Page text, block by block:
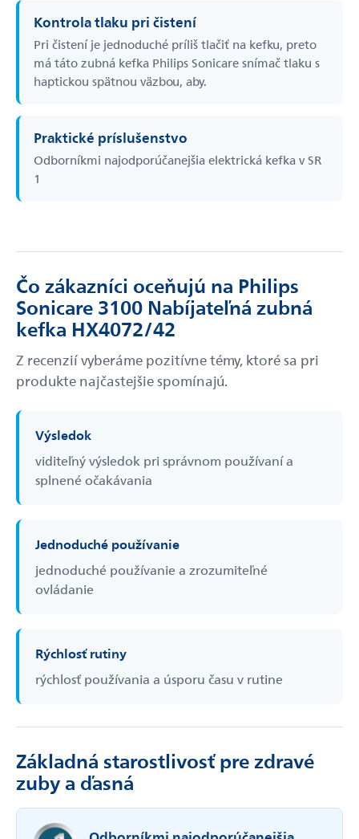
Kontrola tlaku pri čistení
Pri čistení je jednoduché príliš tlačiť na kefku, preto
má táto zubná kefka Philips Sonicare snímač tlaku s
haptickou spätnou väzbou, aby.
Praktické príslušenstvo
Odborníkmi najodporúčanejšia elektrická kefka v SR
1
Čo zákazníci oceňujú na Philips
Sonicare 3100 Nabíjateľná zubná
kefka HX4072/42
Z recenzií vyberáme pozitívne témy, ktoré sa pri
produkte najčastejšie spomínajú.
Výsledok
viditeľný výsledok pri správnom používaní a
splnené očakávania
Jednoduché používanie
jednoduché používanie a zrozumiteľné
ovládanie
Rýchlosť rutiny
rýchlosť používania a úsporu času v rutine
Základná starostlivosť pre zdravé
zuby a ďasná